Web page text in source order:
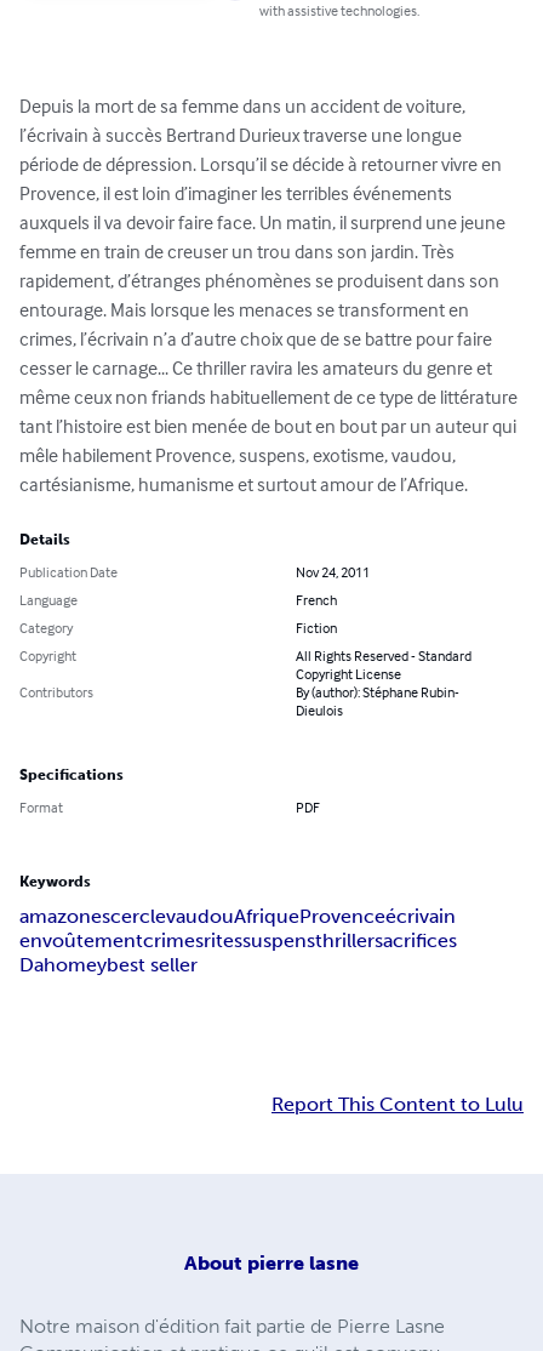
with assistive technologies.
Depuis la mort de sa femme dans un accident de voiture,
l’écrivain à succès Bertrand Durieux traverse une longue
période de dépression. Lorsqu’il se décide à retourner vivre en
Provence, il est loin d’imaginer les terribles événements
auxquels il va devoir faire face. Un matin, il surprend une jeune
femme en train de creuser un trou dans son jardin. Très
rapidement, d’étranges phénomènes se produisent dans son
entourage. Mais lorsque les menaces se transforment en
crimes, l’écrivain n’a d’autre choix que de se battre pour faire
cesser le carnage... Ce thriller ravira les amateurs du genre et
même ceux non friands habituellement de ce type de littérature
tant l’histoire est bien menée de bout en bout par un auteur qui
mêle habilement Provence, suspens, exotisme, vaudou,
cartésianisme, humanisme et surtout amour de l’Afrique.
Details
Publication Date
Nov 24, 2011
Language
French
Category
Fiction
Copyright
All Rights Reserved - Standard
Copyright License
Contributors
By (author): Stéphane Rubin-
Dieulois
Specifications
Format PDF
Keywords
amazonescerclevaudouAfriqueProvenceécrivain
envoûtementcrimesritessuspensthrillersacrifices
Dahomeybest seller
Report This Content to Lulu
About pierre lasne
Notre maison d'édition fait partie de Pierre Lasne